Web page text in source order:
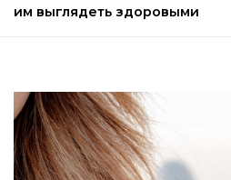
им выглядеть здоровыми